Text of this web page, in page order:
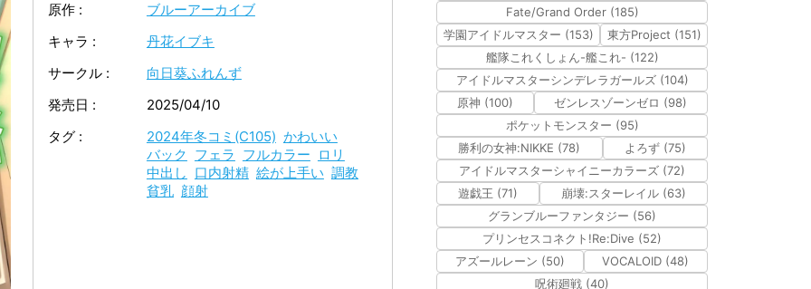
原作
ブルーアーカイブ
キャラ
丹花イブキ
サークル
向日葵ふれんず
発売日
2025/04/10
タグ
2024年冬コミ(C105) かわいい
バック フェラ フルカラー ロリ
中出し 口内射精 絵が上手い 調教
貧乳 顔射
Fate/Grand Order (185)
学園アイドルマスター (153)
東方Project (151)
艦隊これくしょん-艦これ- (122)
アイドルマスターシンデレラガールズ (104)
原神 (100)
ゼンレスゾーンゼロ (98)
ポケットモンスター (95)
勝利の女神:NIKKE (78)
よろず (75)
アイドルマスターシャイニーカラーズ (72)
遊戯王 (71)
崩壊:スターレイル (63)
グランブルーファンタジー (56)
プリンセスコネクト!Re:Dive (52)
アズールレーン (50)
VOCALOID (48)
呪術廻戦 (40)